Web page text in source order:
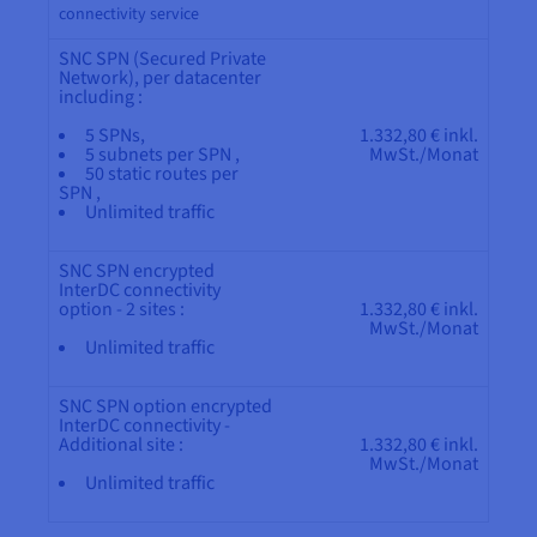
connectivity service
SNC SPN (Secured Private
Network), per datacenter
including :
5 SPNs,
5 subnets per SPN ,
50 static routes per
SPN ,
Unlimited traffic
1.332,80 € inkl.
MwSt./Monat
SNC SPN encrypted
InterDC connectivity
option - 2 sites :
Unlimited traffic
1.332,80 € inkl.
MwSt./Monat
SNC SPN option encrypted
InterDC connectivity -
Additional site :
Unlimited traffic
1.332,80 € inkl.
MwSt./Monat